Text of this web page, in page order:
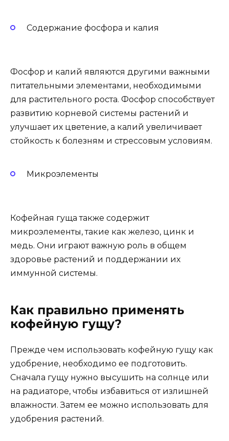
Содержание фосфора и калия
Фосфор и калий являются другими важными
питательными элементами, необходимыми
для растительного роста. Фосфор способствует
развитию корневой системы растений и
улучшает их цветение, а калий увеличивает
стойкость к болезням и стрессовым условиям.
Микроэлементы
Кофейная гуща также содержит
микроэлементы, такие как железо, цинк и
медь. Они играют важную роль в общем
здоровье растений и поддержании их
иммунной системы.
Как правильно применять
кофейную гущу?
Прежде чем использовать кофейную гущу как
удобрение, необходимо ее подготовить.
Сначала гущу нужно высушить на солнце или
на радиаторе, чтобы избавиться от излишней
влажности. Затем ее можно использовать для
удобрения растений.